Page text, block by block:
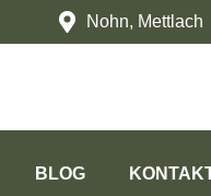
Nohn, Mettlach
BLOG